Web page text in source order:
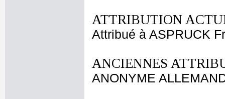
ATTRIBUTION
Attribué à ASPRUCK
ANCIENNES
ANONYME